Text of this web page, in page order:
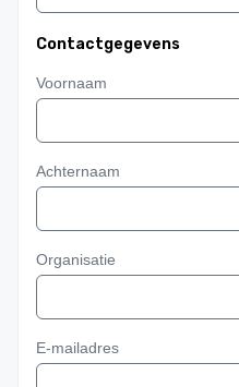
Contactgegevens
Voornaam
Achternaam
Organisatie
E-mailadres